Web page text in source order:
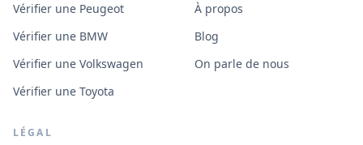
Vérifier une Peugeot
Vérifier une BMW
Vérifier une Volkswagen
Vérifier une Toyota
À propos
Blog
On parle de nous
LÉGAL